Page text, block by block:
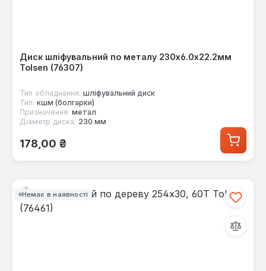
Диск шліфувальний по металу 230х6.0х22.2мм
Tolsen (76307)
Тип обладнання: шліфувальний диск
Тип: кшм (болгарки)
Призначення: метал
Діаметр диска: 230 мм
Звичайна ціна:
178,00 ₴
Немає в наявності